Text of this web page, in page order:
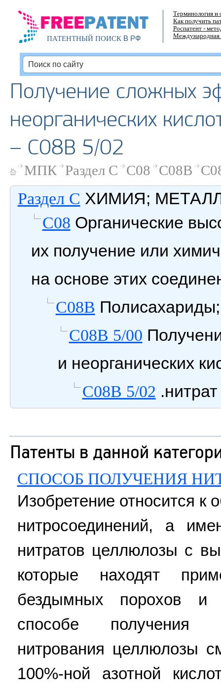
ПАТЕНТНЫЙ ПОИСКВ РФ
Терминология и
Как получить
Роспатент -
Международная
Получение сложных
неорганических
– C08B 5/02
МПК Раздел C C08 C08B
Раздел C ХИМИЯ;
C08 Органические
их получение или
на основе этих
C08B
C08B 5/00
и неорганических
C08B 5/02
Патенты в данной
СПОСОБ ПОЛУЧЕНИЯ
Изобретение относится к
нитросоединений, а
нитратов целлюлозы с
которые находят
бездымных порохов и
способе получения
нитрования целлюлозы
100%-ной азотной